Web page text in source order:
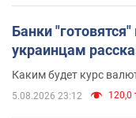
Банки
украинцам
Каким будет курс
5.08.2026 23:12 120,0